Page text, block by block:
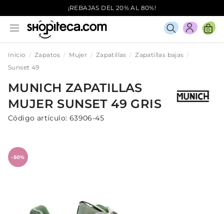
¡REBAJAS DEL 20% AL 80%!
0
Inicio Zapatos Mujer Zapatillas
Zapatillas bajas
Sunset 49
MUNICH ZAPATILLAS
MUJER SUNSET 49 GRIS
Código artículo: 63906-45
-50%